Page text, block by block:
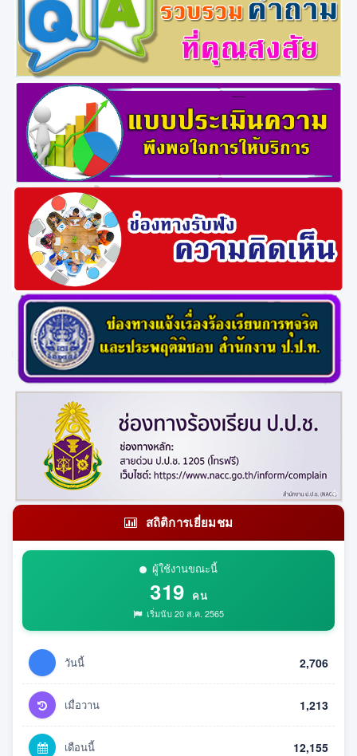
สถิติการเยี่ยมชม
ผู้ใช้งานขณะนี้
319 คน
เริ่มนับ 20 ส.ค. 2565
วันนี้ 2,706
เมื่อวาน 1,213
เดือนนี้ 12,155